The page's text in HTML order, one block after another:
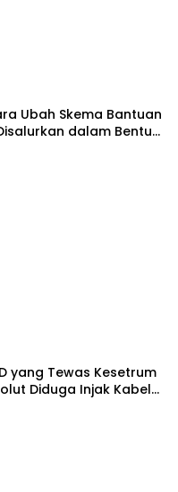
Ubah Skema Bantuan
dalam Bentuk
Juta
yang Tewas Kesetrum
Diduga Injak Kabel